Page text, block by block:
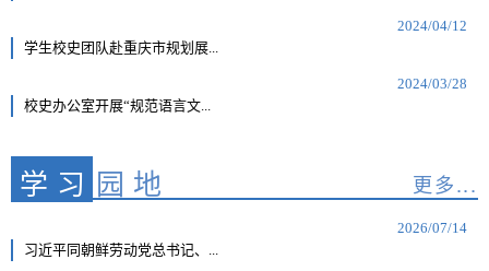
2024/04/12
学生校史团队赴重庆市规划展...
2024/03/28
校史办公室开展“规范语言文...
学习 园地 更多...
2026/07/14
习近平同朝鲜劳动党总书记、...